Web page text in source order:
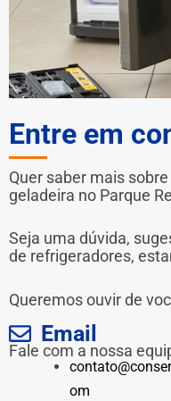
Entre em
Quer saber mais
geladeira no Parque
Seja uma dúvida,
de refrigeradores,
Queremos ouvir de
Email
Fale com a nossa
om